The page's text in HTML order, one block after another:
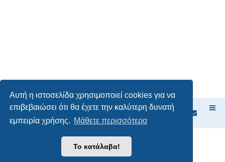
Αυτή η ιστοσελίδα χρησιμοποιεί cookies για να
επιβεβαιώσει ότι θα έχετε την καλύτερη δυνατή
εμπειρία χρήσης. Μάθετε περισσότερα
Το κατάλαβα!
Ευρετήριο Δ. Συζήτησης
Δημιουργήθηκε απόphpBB® Forum Software © phpBB Limited
Ελληνική μετάφραση από τοphpbbgr.com